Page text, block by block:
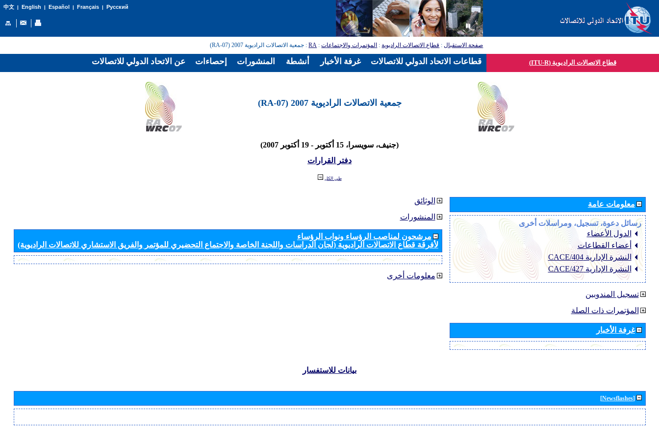
中文| English | Español | Français| Русский
صفحة الاستقبال: قطاع الاتصالات الراديوية: المؤتمرات والاجتماعات:
RA: جمعية الاتصالات الراديوية 2007 (RA-07)
قطاع الاتصالات الراديوية (ITU-R)
جمعية الاتصالات الراديوية 2007 (RA-07)
(جنيف، سويسرا، 15 أكتوبر - 19 أكتوبر 2007)
دفتر القرارات
طي الكل
الوثائق
المنشورات
مرشحون لمناصب الرؤساء ونواب الرؤساء
لأفرقة قطاع الاتصالات الراديوية (لجان الدراسات واللجنة الخاصة والاجتماع التحضيري للمؤتمر والفريق الاستشاري للاتصالات الراديوية)
معلومات أخرى
معلومات عامة
رسائل دعوة، تسجيل، ومراسلات أخرى
الدول الأعضاء
أعضاء القطاعات
النشرة الإدارية CACE/404
النشرة الإدارية CACE/427
تسجيل المندوبين
المؤتمرات ذات الصلة
غرفة الأخبار
بيانات للاستفسار
[Newsflashes]
عن الاتحاد الدولي للاتصالات إحصاءات المنشورات أنشطة غرفة الأخبار قطاعات الاتحاد الدولي للاتصالات